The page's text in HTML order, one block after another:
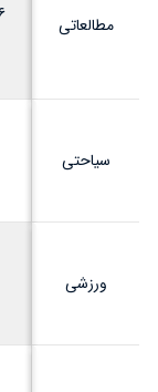
مطالعاتی
سیاحتی
ورزشی